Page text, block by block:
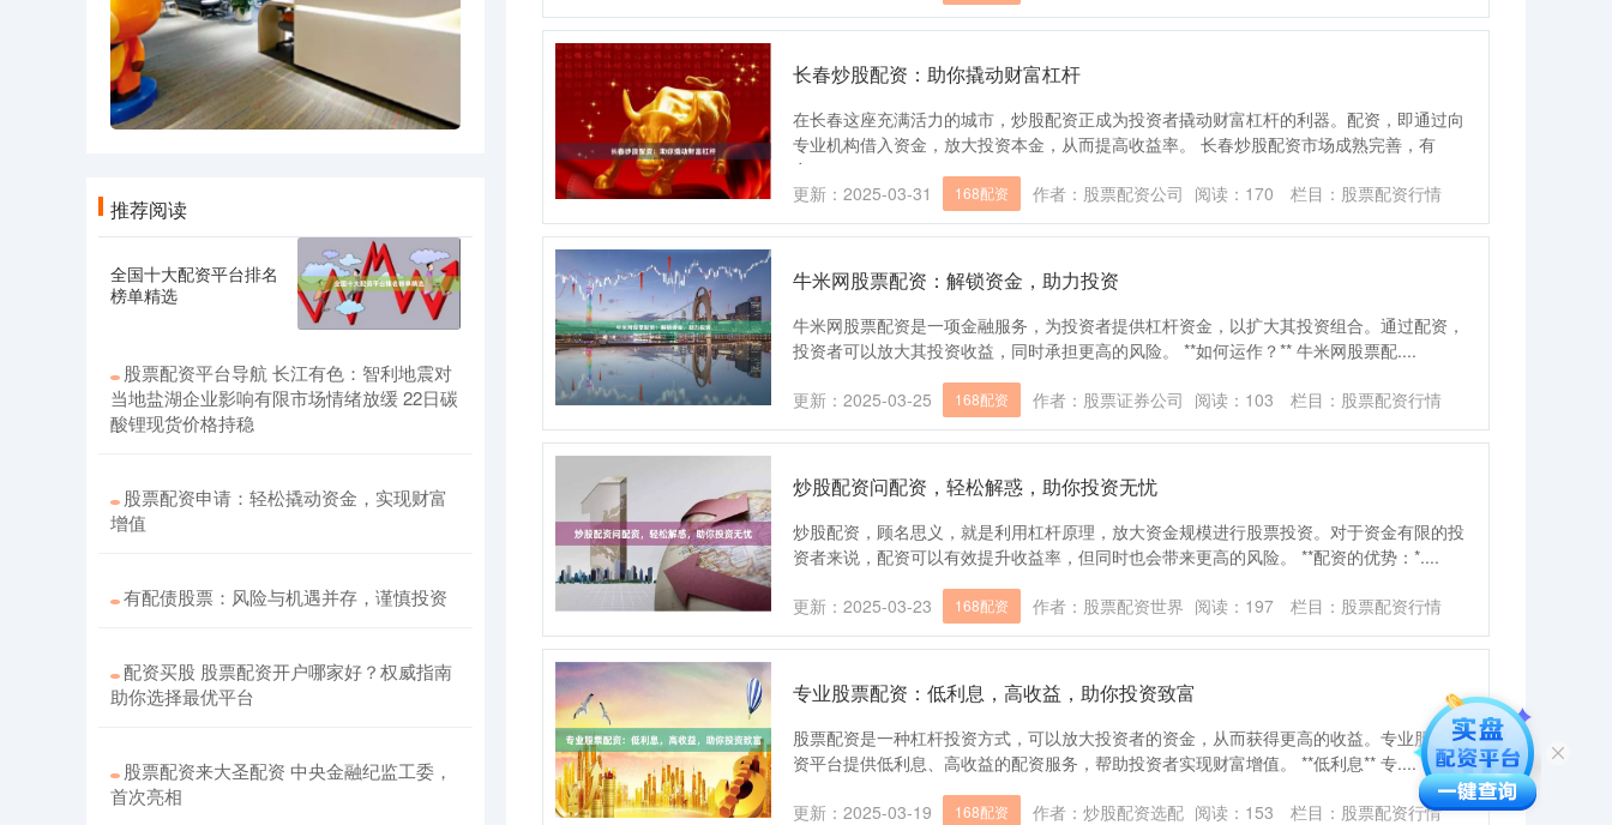
长春炒股配资：助你撬动财富杠杆
在长春这座充满活力的城市，炒股配资正成为投资者撬动财富杠杆的利器。配资，即通过向
专业机构借入资金，放大投资本金，从而提高收益率。 长春炒股配资市场成熟完善，有
多....
更新：2025-03-31
168配资 作者：股票配资公司 阅读： 170 栏目： 股票配资行情
牛米网股票配资：解锁资金，助力投资
牛米网股票配资是一项金融服务，为投资者提供杠杆资金，以扩大其投资组合。通过配资，
投资者可以放大其投资收益，同时承担更高的风险。 **如何运作？** 牛米网股票配....
更新：2025-03-25 168配资 作者：股票证券公司 阅读： 103 栏目： 股票配资行情
炒股配资问配资，轻松解惑，助你投资无忧
炒股配资，顾名思义，就是利用杠杆原理，放大资金规模进行股票投资。对于资金有限的投
资者来说，配资可以有效提升收益率，但同时也会带来更高的风险。 **配资的优势：*....
更新：2025-03-23 168配资 作者：股票配资世界 阅读： 197 栏目： 股票配资行情
专业股票配资：低利息，高收益，助你投资致富
股票配资是一种杠杆投资方式，可以放大投资者的资金，从而获得更高的收益。专业股票配
资平台提供低利息、高收益的配资服务，帮助投资者实现财富增值。 **低利息** 专....
更新：2025-03-19 168配资 作者：炒股配资选配 阅读： 153 栏目： 股票配资行情
推荐阅读
全国十大配资平台排名
榜单精选
股票配资平台导航 长江有色：智利地震对
当地盐湖企业影响有限市场情绪放缓 22日碳
酸锂现货价格持稳
股票配资申请：轻松撬动资金，实现财富
增值
有配债股票：风险与机遇并存，谨慎投资
配资买股 股票配资开户哪家好？权威指南
助你选择最优平台
股票配资来大圣配资 中央金融纪监工委，
首次亮相